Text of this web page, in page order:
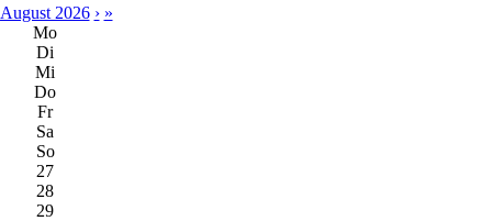
August 2026 › »
Mo
Di
Mi
Do
Fr
Sa
So
27
28
29